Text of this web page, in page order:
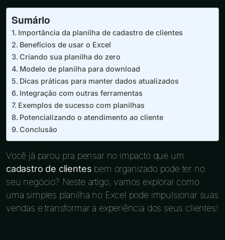
Sumário
Importância da planilha de cadastro de clientes
Benefícios de usar o Excel
Criando sua planilha do zero
Modelo de planilha para download
Dicas práticas para manter dados atualizados
Integração com outras ferramentas
Exemplos de sucesso com planilhas
Potencializando o atendimento ao cliente
Conclusão
Você já parou pra pensar no impacto que um
cadastro de clientes bem organizado pode ter no
seu negócio? Neste artigo, vamos explorar como
uma simples planilha no Excel pode impulsionar suas
vendas e transformar a experiência dos seus clientes!